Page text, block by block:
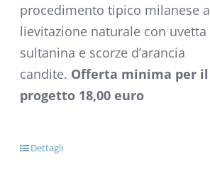
procedimento tipico milanese a
lievitazione naturale con uvetta
sultanina e scorze d’arancia
candite. Offerta minima per il
progetto 18,00 euro
Dettagli